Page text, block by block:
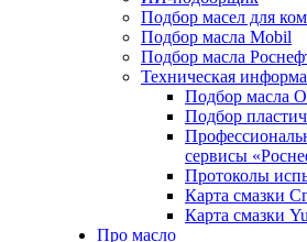
Подбор масел для
Подбор масла Mobil
Подбор масла
Техническая
Подбор масла
Подбор
сервисы
Протоколы
Карта смазки
Карта смазки
Про масло